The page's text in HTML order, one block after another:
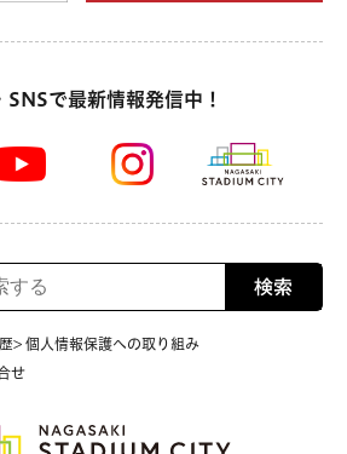
SNSで最新情報発信中！
検索
> 個人情報保護への取り組み
せ